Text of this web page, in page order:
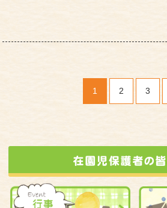
1 2 3